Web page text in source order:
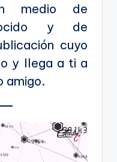
medio de
y de
cuyo
y llega a ti a
amigo.